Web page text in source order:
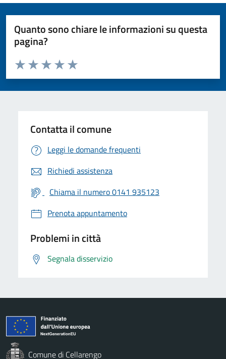
Quanto sono chiare le informazioni su questa
pagina?
Valuta da 1 a 5 stelle la pagina
Valuta 5 stelle su 5
Valuta 4 stelle su 5
Valuta 3 stelle su 5
Valuta 2 stelle su 5
Valuta 1 stelle su 5
Contatta il comune
Leggi le domande frequenti
Richiedi assistenza
Chiama il numero 0141 935123
Prenota appuntamento
Problemi in città
Segnala disservizio
Comune di Cellarengo